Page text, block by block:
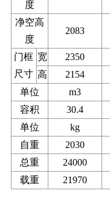
度
净空高
度
2083
门框
尺寸
宽 2350
高
2154
单位
m3
容积
30.4
单位
kg
自重
2030
总重
24000
载重
21970